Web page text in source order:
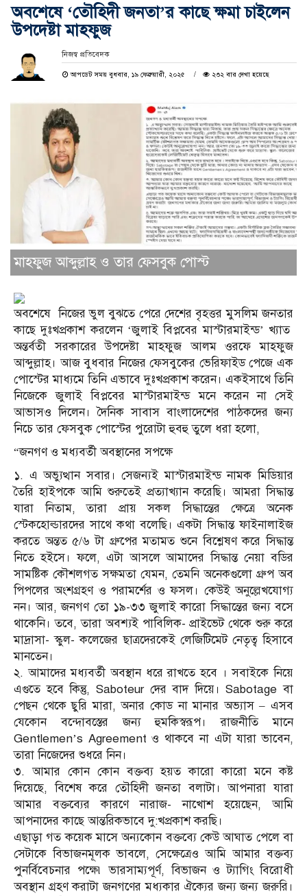
অবশেষে ‘তৌহিদী জনতা’র কাছে ক্ষমা চাইলেন
উপদেষ্টা মাহফুজ
নিজস্ব প্রতিবেদক
আপডেট সময় বুধবার, ১৯ ফেব্রুয়ারী, ২০২৫ ২৩২ বার দেখা হয়েছে
মাহফুজ আব্দুল্লাহ ও তার ফেসবুক পোস্ট
অবশেষে নিজের ভুল বুঝতে পেরে দেশের বৃহত্তর মুসলিম জনতার
কাছে দুঃখপ্রকাশ করলেন ‘জুলাই বিপ্লবের মাস্টারমাইন্ড’ খ্যাত
অন্তর্বতী সরকারের উপদেষ্টা মাহফুজ আলম ওরফে মাহফুজ
আব্দুল্লাহ। আজ বুধবার নিজের ফেসবুকের ভেরিফাইড পেজে এক
পোস্টের মাধ্যমে তিনি এভাবে দুঃখপ্রকাশ করেন। একইসাথে তিনি
নিজেকে জুলাই বিপ্লবের মাস্টারমাইন্ড মনে করেন না সেই
আভাসও দিলেন। দৈনিক সাবাস বাংলাদেশের পাঠকদের জন্য
নিচে তার ফেসবুক পোস্টের পুরোটা হুবহু তুলে ধরা হলো,
“জনগণ ও মধ্যবর্তী অবস্থানের সপক্ষে
১. এ অভ্যুত্থান সবার। সেজন্যই মাস্টারমাইন্ড নামক মিডিয়ার
তৈরি হাইপকে আমি শুরুতেই প্রত্যাখ্যান করেছি। আমরা সিদ্ধান্ত
যারা নিতাম, তারা প্রায় সকল সিদ্ধান্তের ক্ষেত্রে অনেক
স্টেকহোল্ডারদের সাথে কথা বলেছি। একটা সিদ্ধান্ত ফাইনালাইজ
করতে অন্তত ৫/৬ টা গ্রুপের মতামত শুনে বিশ্লেষণ করে সিদ্ধান্ত
নিতে হইসে। ফলে, এটা আসলে আমাদের সিদ্ধান্ত নেয়া বডির
সামষ্টিক কৌশলগত সক্ষমতা যেমন, তেমনি অনেকগুলো গ্রুপ অব
পিপলের অংশগ্রহণ ও পরামর্শের ও ফসল। কেউই অনুল্লেখযোগ্য
নন। আর, জনগণ তো ১৯-৩৩ জুলাই কারো সিদ্ধান্তের জন্য বসে
থাকেনি। তবে, তারা অবশ্যই পাবিলিক- প্রাইভেট থেকে শুরু করে
মাদ্রাসা- স্কুল- কলেজের ছাত্রদেরকেই লেজিটিমেট নেতৃত্ব হিসাবে
মানতেন।
২. আমাদের মধ্যবর্তী অবস্থান ধরে রাখতে হবে । সবাইকে নিয়ে
এগুতে হবে কিন্তু, Saboteur দের বাদ দিয়ে। Sabotage বা
পেছন থেকে ছুরি মারা, অনার কোড না মানার অভ্যাস – এসব
যেকোন বন্দোবস্তের জন্য হুমকিস্বরূপ। রাজনীতি মানে
Gentlemen’s Agreement ও থাকবে না এটা যারা ভাবেন,
তারা নিজেদের শুধরে নিন।
৩. আমার কোন কোন বক্তব্য হয়ত কারো কারো মনে কষ্ট
দিয়েছে, বিশেষ করে তৌহিদী জনতা বলাটা। আপনারা যারা
আমার বক্তব্যের কারণে নারাজ- নাখোশ হয়েছেন, আমি
আপনাদের কাছে আন্তরিকভাবে দু:খপ্রকাশ করছি।
এছাড়া গত কয়েক মাসে অন্যকোন বক্তব্যে কেউ আঘাত পেলে বা
সেটাকে বিভাজনমূলক ভাবলে, সেক্ষেত্রেও আমি আমার বক্তব্য
পুনর্বিবেচনার পক্ষে৷ ভারসাম্যপূর্ণ, বিভাজন ও ট্যাগিং বিরোধী
অবস্থান গ্রহণ করাটা জনগণের মধ্যকার ঐক্যের জন্য জন্য জরুরি।